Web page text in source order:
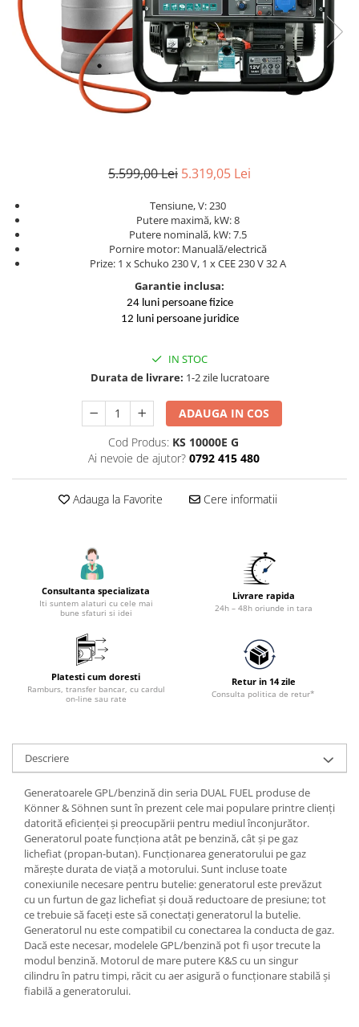
Accesorii sudura
Masti sudura
Sarma sudura MIG/MAG
Electrozi sudura MMA
Pistolete taiere cu plasma
Accesorii MMA
Accesorii MIG/MAG
Accesorii sudura in puncte
Accesorii tras tabla-tinichigerie
Reductoare presiune gaz
Grupuri de racire cu lichid
Generatoare electrice
Generatoare Insonorizate
Generatoare Industriale
Generatoare Digitale
Generatoare pentru sudare
Accesorii generatoare
Generatoare de curent continuu
Statii de alimentare portabile
Motocultoare
Motosape
Motocositoare
Accesorii utilaje agricole
Pachete motocultoare
Minitractoare
Vehicule utilitare
Curte si gradina
Masini de tuns gazon
Aparate de spalat cu presiune
Foarfece gard viu
5.599,00 Lei 5.319,05 Lei
Tensiune, V: 230
Putere maximă, kW: 8
Putere nominală, kW: 7.5
Pornire motor: Manuală/electrică
Prize: 1 x Schuko 230 V, 1 x CEE 230 V 32 A
Garantie inclusa:
24 luni persoane fizice
12 luni persoane juridice
IN STOC
Durata de livrare: 1-2 zile lucratoare
ADAUGA IN COS
Cod Produs: KS 10000E G
Ai nevoie de ajutor? 0792 415 480
Adauga la Favorite Cere informatii
Consultanta specializata
Iti suntem alaturi cu cele mai
bune sfaturi si idei
Livrare rapida
24h – 48h oriunde in tara
Platesti cum doresti
Ramburs, transfer bancar, cu cardul
on-line sau rate
Retur in 14 zile
Consulta politica de retur*
Descriere
Generatoarele GPL/benzină din seria DUAL FUEL produse de
Könner & Söhnen sunt în prezent cele mai populare printre clienți
datorită eficienței și preocupării pentru mediul înconjurător.
Generatorul poate funcționa atât pe benzină, cât și pe gaz
lichefiat (propan-butan). Funcționarea generatorului pe gaz
mărește durata de viață a motorului. Sunt incluse toate
conexiunile necesare pentru butelie: generatorul este prevăzut
cu un furtun de gaz lichefiat și două reductoare de presiune; tot
ce trebuie să faceți este să conectați generatorul la butelie.
Generatorul nu este compatibil cu conectarea la conducta de gaz.
Dacă este necesar, modelele GPL/benzină pot fi ușor trecute la
modul benzină. Motorul de mare putere K&S cu un singur
cilindru în patru timpi, răcit cu aer asigură o funcționare stabilă și
fiabilă a generatorului.